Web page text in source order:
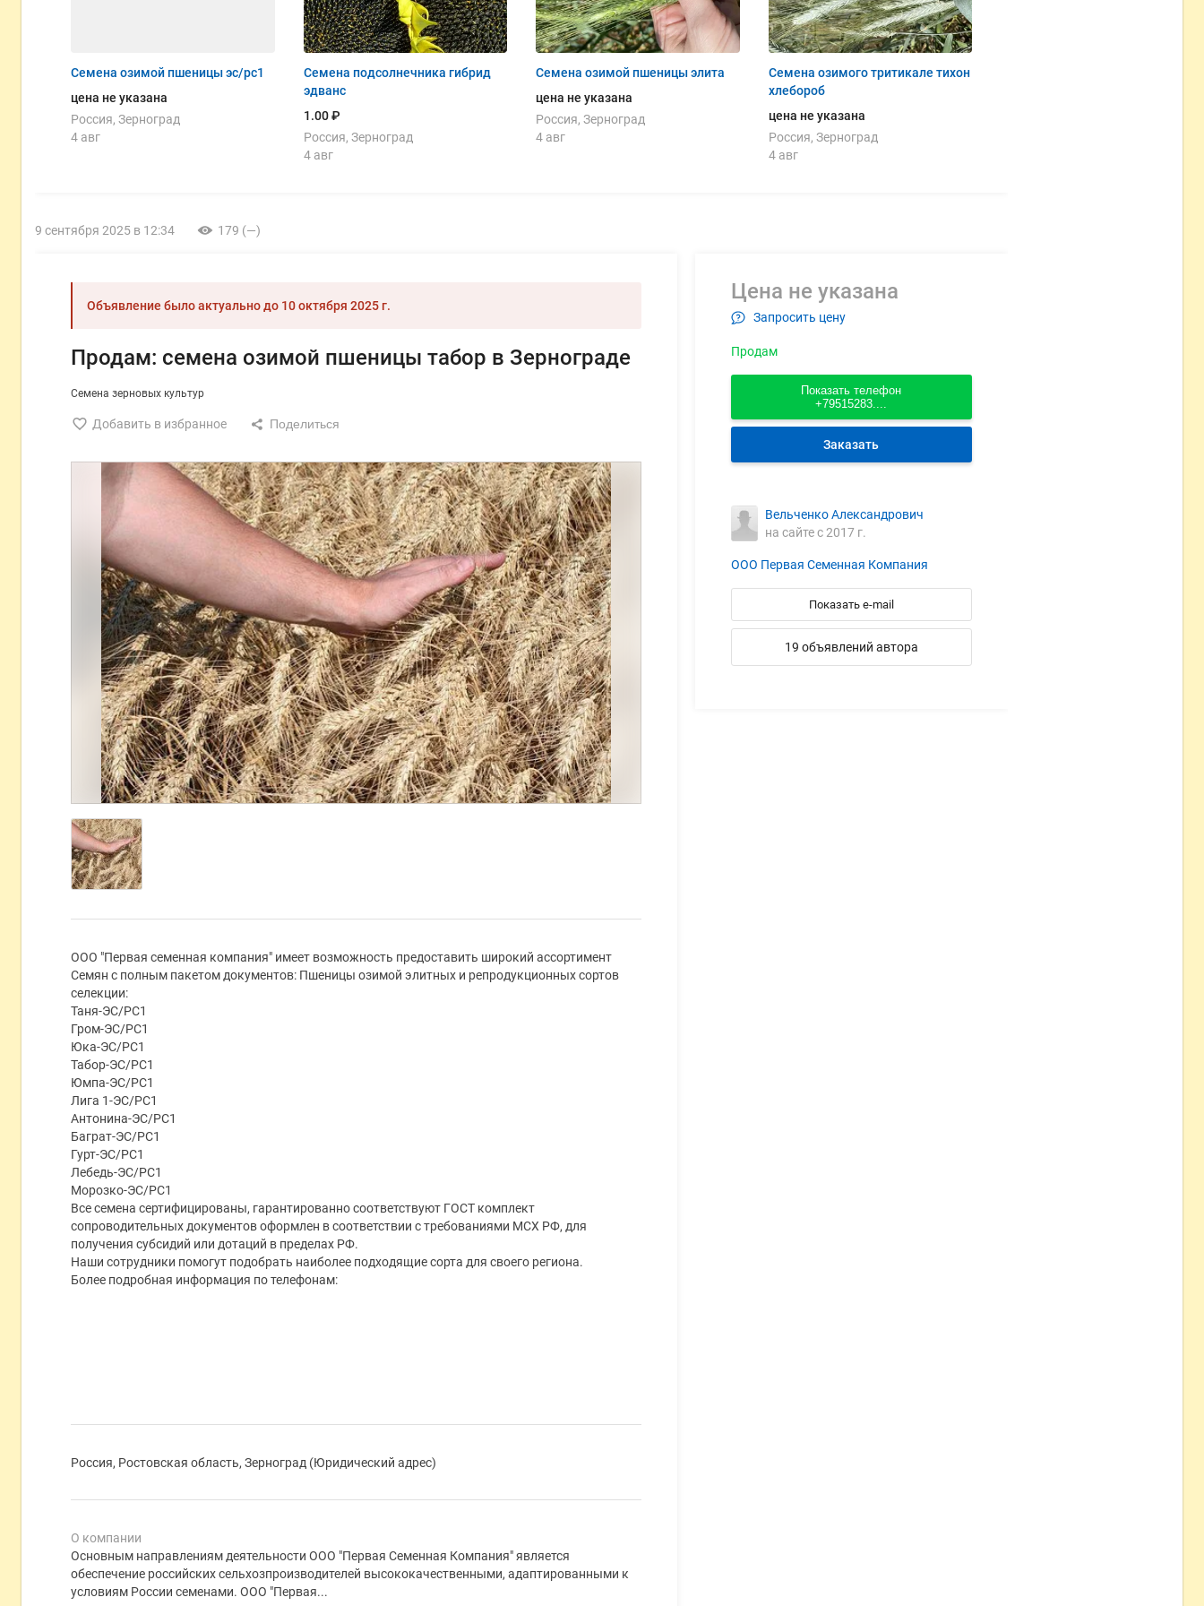
Семена озимой пшеницы эс/рс1
цена не указана
Россия, Зерноград
4 авг
Семена подсолнечника гибрид
эдванс
1.00 ₽
Россия, Зерноград
4 авг
Семена озимой пшеницы элита
цена не указана
Россия, Зерноград
4 авг
Семена озимого тритикале тихон
хлебороб
цена не указана
Россия, Зерноград
4 авг
9 сентября 2025 в 12:34 179 (—)
Объявление было актуально до 10 октября 2025 г.
Продам: семена озимой пшеницы табор в Зернограде
Семена зерновых культур
Добавить в избранное
ООО "Первая семенная компания" имеет возможность предоставить широкий ассортимент
Семян с полным пакетом документов: Пшеницы озимой элитных и репродукционных сортов
селекции:
Таня-ЭС/РС1
Гром-ЭС/РС1
Юка-ЭС/РС1
Табор-ЭС/РС1
Юмпа-ЭС/РС1
Лига 1-ЭС/РС1
Антонина-ЭС/РС1
Баграт-ЭС/РС1
Гурт-ЭС/РС1
Лебедь-ЭС/РС1
Морозко-ЭС/РС1
Все семена сертифицированы, гарантированно соответствуют ГОСТ комплект
сопроводительных документов оформлен в соответствии с требованиями МСХ РФ, для
получения субсидий или дотаций в пределах РФ.
Наши сотрудники помогут подобрать наиболее подходящие сорта для своего региона.
Более подробная информация по телефонам:
Россия, Ростовская область, Зерноград (Юридический адрес)
О компании
Основным направлениям деятельности ООО "Первая Семенная Компания" является
обеспечение российских сельхозпроизводителей высококачественными, адаптированными к
условиям России семенами. ООО "Первая...
Цена не указана
Запросить цену
Продам
Показать телефон
+79515283....
Заказать
Вельченко Александрович
на сайте с 2017 г.
ООО Первая Семенная Компания
Показать e-mail
19 объявлений автора